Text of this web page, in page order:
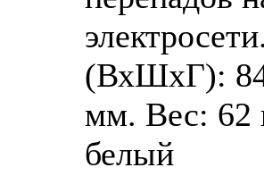
(ВхШхГ):
мм. Вес: 62
белый